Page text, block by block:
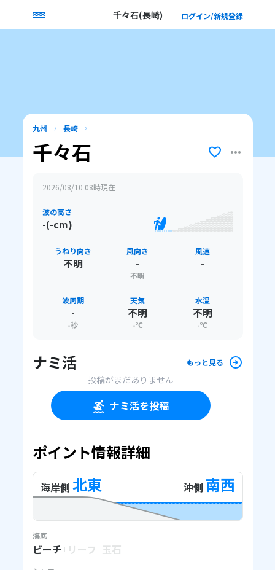
千々石(長崎) ログイン/新規登録
九州 長崎
千々石
2026/08/10 08時現在
波の高さ
-(-cm)
うねり向き
不明
風向き
-
不明
風速
-
波周期
-
-秒
天気
不明
-℃
水温
不明
-℃
ナミ活 もっと見る
投稿がまだありません
ナミ活を投稿
ポイント情報詳細
海岸側 北東 沖側 南西
海底
ビーチ リーフ 玉石